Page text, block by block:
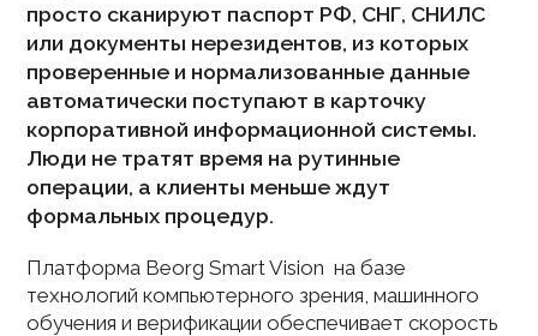
просто сканируют паспорт РФ, СНГ, СНИЛС
или документы нерезидентов, из которых
проверенные и нормализованные данные
автоматически поступают в карточку
корпоративной информационной системы.
Люди не тратят время на рутинные
операции, а клиенты меньше ждут
формальных процедур.
Платформа Beorg Smart Vision на базе
технологий компьютерного зрения, машинного
обучения и верификации обеспечивает скорость